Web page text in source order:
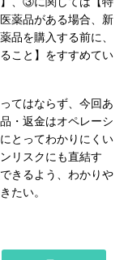
薬品がある場合、新
品を購入する前に、
こと】をすすめてい
てはならず、今回あ
・返金はオペレーシ
とってわかりにくい
リスクにも直結す
きるよう、わかりや
たい。